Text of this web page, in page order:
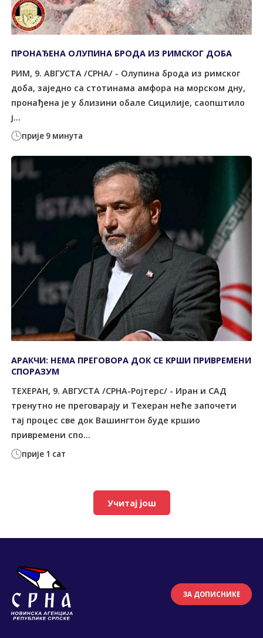
прије 9 минута
ПРОНАЂЕНА ОЛУПИНА БРОДА ИЗ РИМСКОГ ДОБА
РИМ, 9. АВГУСТА /СРНА/ - Олупина брода из римског
доба, заједно са стотинама амфора на морском дну,
пронађена је у близини обале Сицилије, саопштило
ј...
прије 1 сат
АРАКЧИ: НЕМА ПРЕГОВОРА ДОК СЕ КРШИ ПРИВРЕМЕНИ
СПОРАЗУМ
ТЕХЕРАН, 9. АВГУСТА /СРНА-Ројтерс/ - Иран и САД
тренутно не преговарају и Техеран неће започети
тај процес све док Вашингтон буде кршио
привремени спо...
Учитај још
ЗА ДОПИСНИКЕ